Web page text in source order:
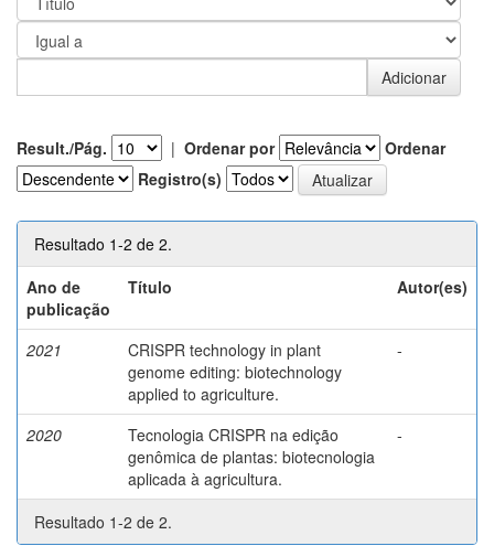
Result./Pág. | Ordenar por
Ordenar
Registro(s)
Resultado 1-2 de 2.
Ano de
publicação
Título Autor(es)
2021
CRISPR technology in plant
genome editing: biotechnology
applied to agriculture.
-
2020
Tecnologia CRISPR na edição
genômica de plantas: biotecnologia
aplicada à agricultura.
-
Resultado 1-2 de 2.